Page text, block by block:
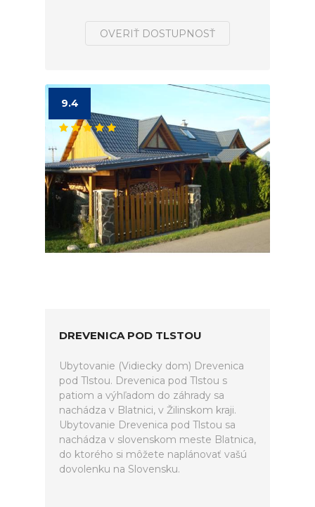
OVERIŤ DOSTUPNOSŤ
9.4
DREVENICA POD TLSTOU
Ubytovanie (Vidiecky dom) Drevenica
pod Tlstou. Drevenica pod Tlstou s
patiom a výhľadom do záhrady sa
nachádza v Blatnici, v Žilinskom kraji.
Ubytovanie Drevenica pod Tlstou sa
nachádza v slovenskom meste Blatnica,
do ktorého si môžete naplánovať vašú
dovolenku na Slovensku.